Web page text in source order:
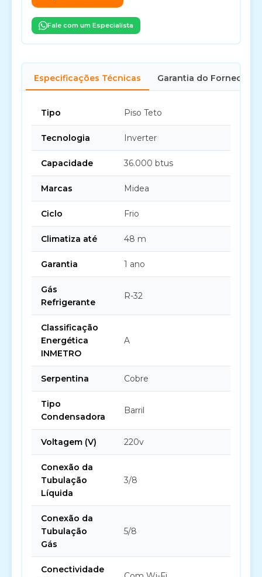
Fale com um Especialista
Especificações Técnicas Garantia do Fornecedor
Tipo Piso Teto
Tecnologia Inverter
Capacidade 36.000 btus
Marcas Midea
Ciclo Frio
Climatiza até 48 m
Garantia 1 ano
Gás
Refrigerante
R-32
Classificação
Energética
INMETRO
A
Serpentina Cobre
Tipo
Condensadora
Barril
Voltagem (V) 220v
Conexão da
Tubulação
Líquida
3/8
Conexão da
Tubulação
Gás
5/8
Conectividade